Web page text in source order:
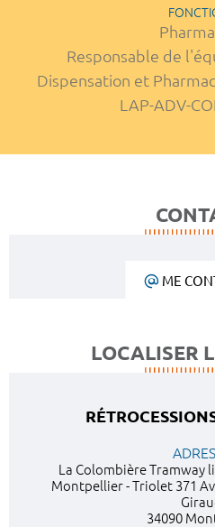
Responsable de
Dispensation et
LAP-ADV-
ME
LOCALISER
La Colombière Tramway
Montpellier - Triolet 371
34090